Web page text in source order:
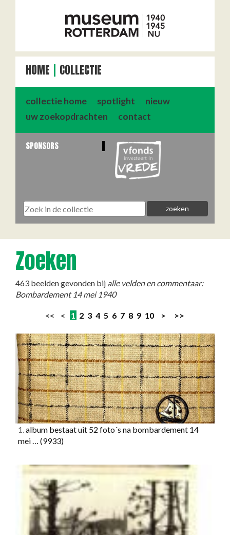
HOME COLLECTIE
collectie home spotlight
nieuw
uw zoekopdrachten
contact
SPONSORS
Zoeken
463 beelden gevonden bij alle velden en commentaar:
Bombardement 14 mei 1940
<< < 1 2 3 4 5 6 7 8 9 10 > >>
1.album bestaat uit 52 foto´s na bombardement 14
mei … (9933)